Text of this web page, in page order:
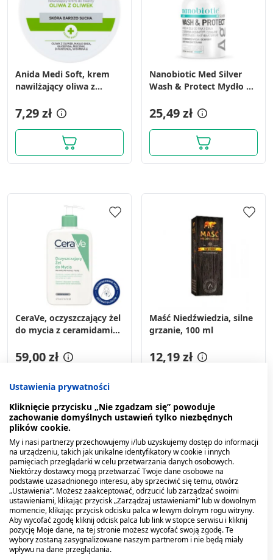
Anida Medi Soft, krem
nawilżający oliwa z
7,29 zł
Nanobiotic Med Silver
Wash & Protect Mydło w
srebrem axonnite, 500 ml
25,49 zł
CeraVe, oczyszczający żel
do mycia z ceramidami
tłustej, 473 ml
59,00 zł
Maść Niedźwiedzia, silne
grzanie, 100 ml
12,19 zł
Ustawienia prywatności
Kliknięcie przycisku „Nie zgadzam się” powoduje
zachowanie domyślnych ustawień tylko niezbędnych
plików cookie.
My i nasi partnerzy przechowujemy i/lub uzyskujemy dostęp do informacji
na urządzeniu, takich jak unikalne identyfikatory w cookie i innych
pamięciach przeglądarki w celu przetwarzania danych osobowych.
Niektórzy dostawcy mogą przetwarzać Twoje dane osobowe na
podstawie uzasadnionego interesu, aby sprzeciwić się temu, otwórz
„Ustawienia”. Możesz zaakceptować, odrzucić lub zarządzać swoimi
ustawieniami, klikając przycisk „Zarządzaj ustawieniami” lub w dowolnym
momencie, klikając przycisk odcisku palca w lewym dolnym rogu witryny.
Aby wycofać zgodę kliknij odcisk palca lub link w stopce serwisu i kliknij
pozycję Moje dane, na tej stronie możesz wycofać swoją zgodę. Te
wybory zostaną zasygnalizowane naszym partnerom i nie będą miały
wpływu na dane przeglądania.